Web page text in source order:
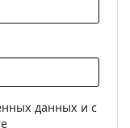
данных и с